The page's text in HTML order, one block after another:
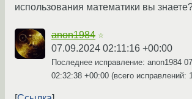
использования математики вы
anon1984 ☆
07.09.2024 02:11:16 +00:00
Последнее исправление: anon1984
02:32:38 +00:00 (всего исправлений: